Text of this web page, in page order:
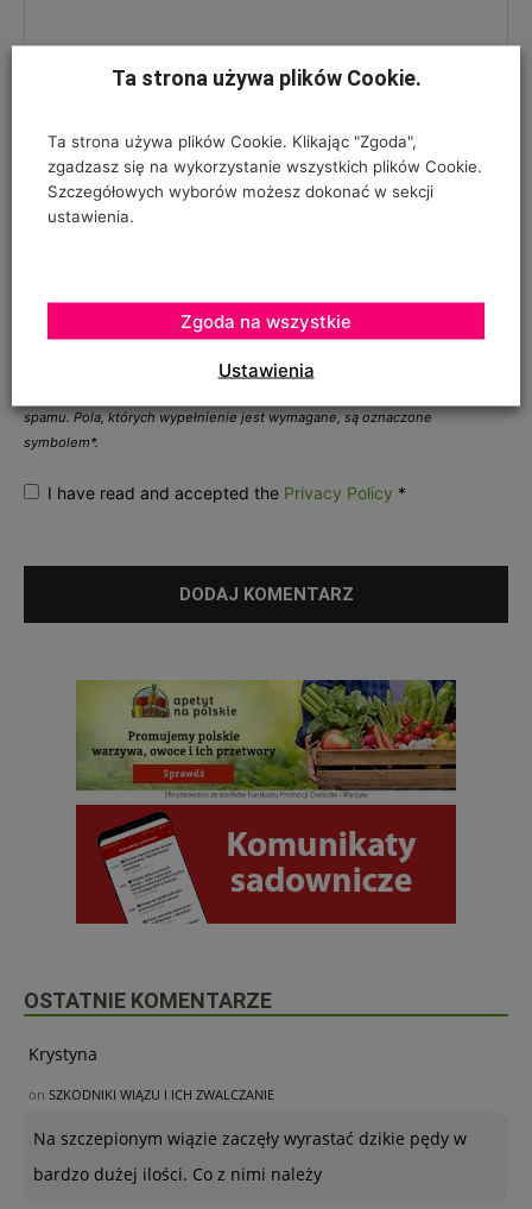
ZGODA NA PRZETWARZANIE DANYCH OSOBOWYCH
Twój adres e-mail nie zostanie opublikowany, podajesz go wyłącznie do
spamu. Pola, których wypełnienie jest wymagane, są oznaczone
symbolem*.
I have read and accepted the Privacy Policy *
OSTATNIE KOMENTARZE
Krystyna
on SZKODNIKI WIĄZU I ICH ZWALCZANIE
Na szczepionym wiązie zaczęły wyrastać dzikie pędy w
bardzo dużej ilości. Co z nimi należy
Ta strona używa plików Cookie.
Ta strona używa plików Cookie. Klikając "Zgoda",
zgadzasz się na wykorzystanie wszystkich plików Cookie.
Szczegółowych wyborów możesz dokonać w sekcji
ustawienia.
Ustawienia
Zgoda na wszystkie